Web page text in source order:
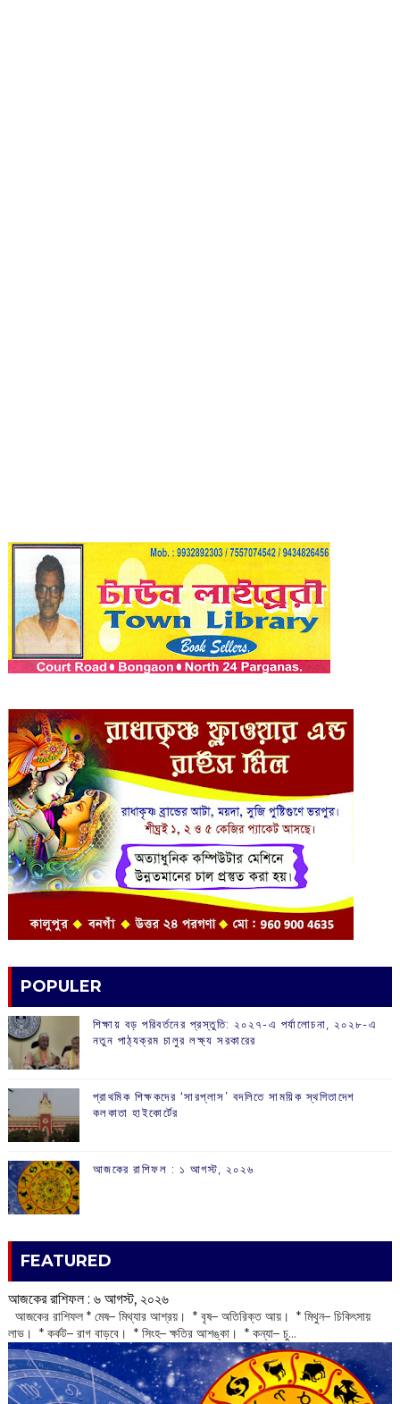
POPULER
শিক্ষায় বড় পরিবর্তনের প্রস্তুতি: ২০২৭-এ পর্যালোচনা, ২০২৮-এ
নতুন পাঠ্যক্রম চালুর লক্ষ্য সরকারের
প্রাথমিক শিক্ষকদের ‘সারপ্লাস’ বদলিতে সাময়িক স্থগিতাদেশ
কলকাতা হাইকোর্টের
আজকের রাশিফল :‌ ‌‌১ আগস্ট, ২০২৬
FEATURED
আজকের রাশিফল :‌ ‌‌৬ আগস্ট, ২০২৬
‌ আজকের রাশিফল * মেষ– মিথ্যার আশ্রয়। * বৃষ– অতিরিক্ত আয়। * মিথুন– চিকিৎসায়
লাভ। * কর্কট– রাগ বাড়বে। * সিংহ– ক্ষতির আশঙ্কা। * কন্যা– চু...